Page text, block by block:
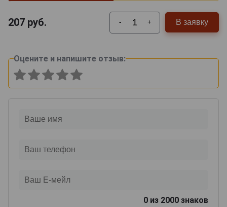
207 руб. - + В заявку
Оцените и напишите отзыв:
0 из 2000 знаков